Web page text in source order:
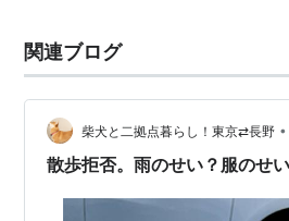
関連ブログ
柴犬と二拠点暮らし！東京⇄長野 •
散歩拒否。雨のせい？服のせ